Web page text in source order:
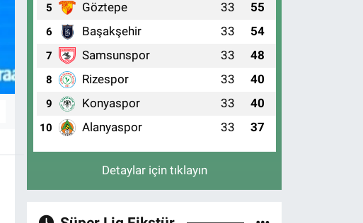
5 Göztepe 33 55
6 Başakşehir 33 54
7 Samsunspor 33 48
8 Rizespor 33 40
9 Konyaspor 33 40
10 Alanyaspor 33 37
Detaylar için tıklayın